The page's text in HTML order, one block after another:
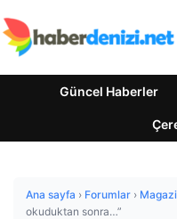
Güncel Haberler
Ana sayfa › Forumlar ›
okuduktan sonra…”